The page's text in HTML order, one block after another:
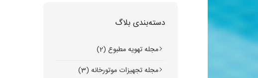
دسته‌بندی بلاگ
مجله تهویه مطبوع (2)
مجله تجهیزات موتورخانه (3)